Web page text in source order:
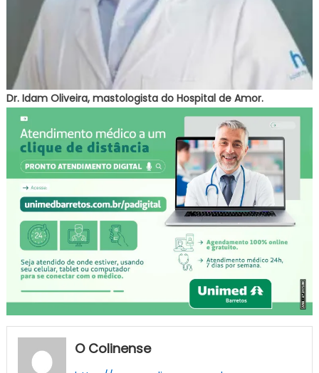
Dr. Idam Oliveira, mastologista do Hospital de Amor.
O Colinense